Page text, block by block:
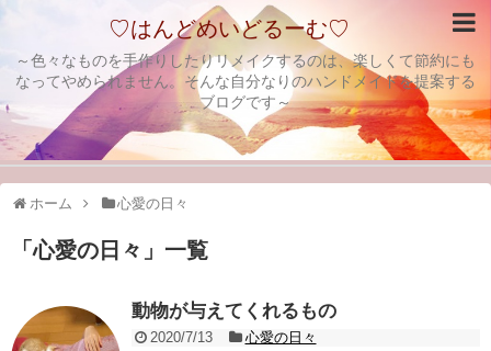
♡はんどめいどるーむ♡
～色々なものを手作りしたりリメイクするのは、楽しくて節約にも
なってやめられません。そんな自分なりのハンドメイドを提案する
ブログです～
ホーム 心愛の日々
「心愛の日々 」 一覧
動物が与えてくれるもの
2020/7/13
心愛の日々